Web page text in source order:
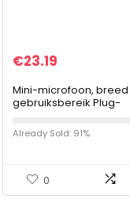
€23.19
Mini-microfoon, breed
gebruiksbereik Plug-
Gebruiksvriendelijke
USB-microfoon Stabiele
Already Sold: 91%
0